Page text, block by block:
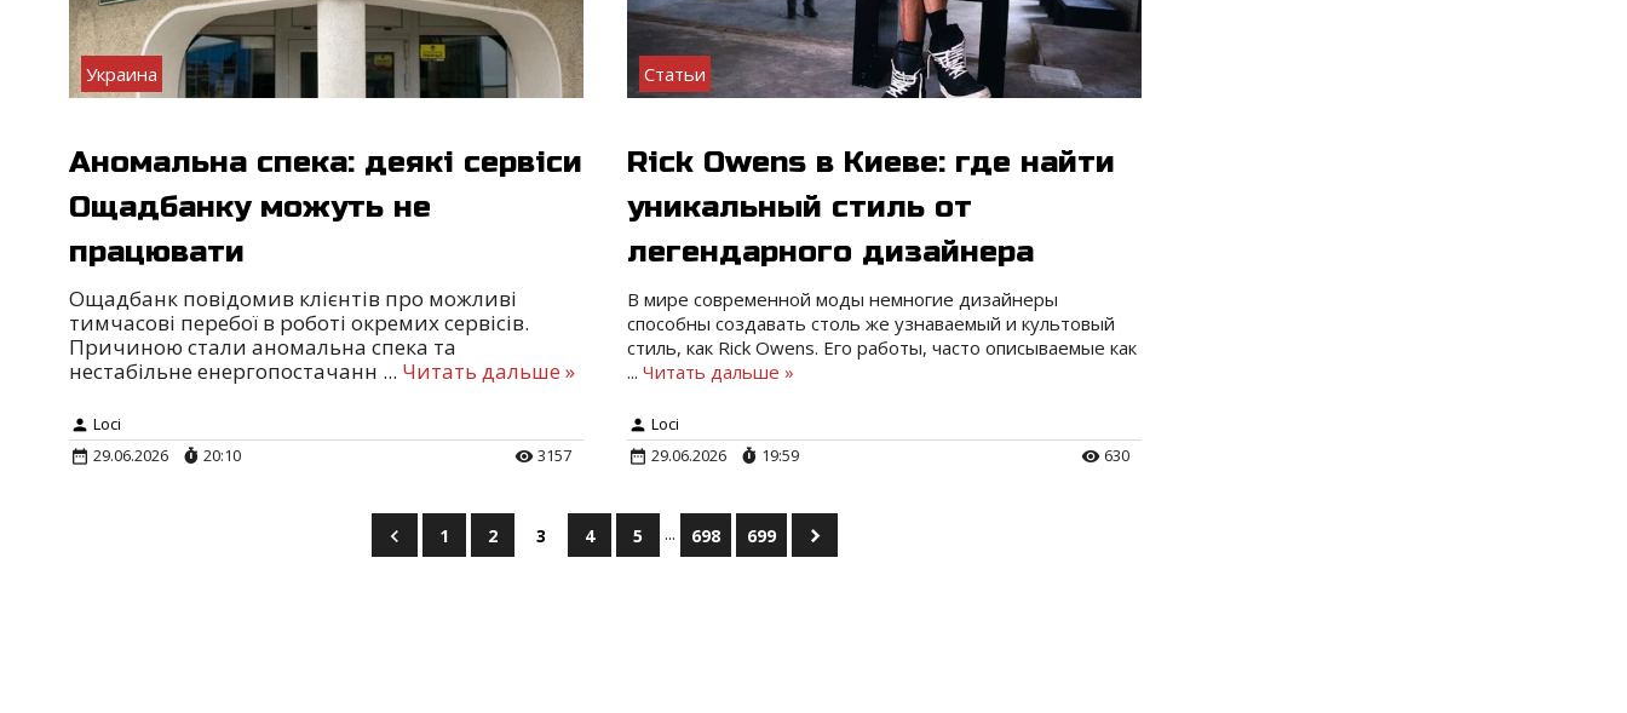
Украина
Аномальна спека: деякі сервіси
Ощадбанку можуть не
працювати
Ощадбанк повідомив клієнтів про можливі
тимчасові перебої в роботі окремих сервісів.
Причиною стали аномальна спека та
нестабільне енергопостачанн ... Читать дальше »
Loci
29.06.2026
20:10 3157
Статьи
Rick Owens в Киеве: где найти
уникальный стиль от
легендарного дизайнера
В мире современной моды немногие дизайнеры
способны создавать столь же узнаваемый и культовый
стиль, как Rick Owens. Его работы, часто описываемые как
... Читать дальше »
Loci
29.06.2026
19:59 630
1 2 3 4 5 ... 698 699